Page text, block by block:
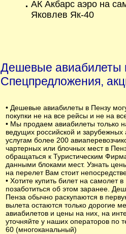
АК Акбарс аэро на
Яковлев Як-40
Дешевые авиабилеты
Спецпредложения,
• Дешевые авиабилеты в Пензу
покупки не на все рейсы и не на
• Мы продаем авиабилеты только
ведущих российской и
услугам более 200
чартерных или блочных мест в
обращаться к Туристическим
данными блоками мест. Узнать
на перелет Вам стоит
• Хотите купить билет на самолет
позаботиться об этом заранее.
Пенза обычно раскупаются в
вылета остаются только дорогие
авиабилетов и цены на них, на
уточняйте у наших операторов по
60 (многоканальный)